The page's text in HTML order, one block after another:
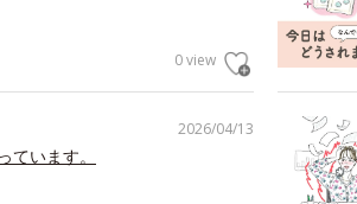
0 view
2026/04/13
います。